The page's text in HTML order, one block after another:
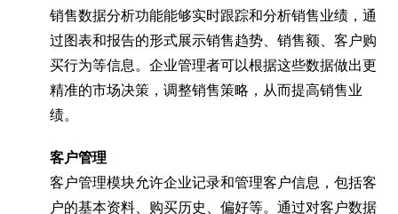
销售数据分析功能能够实时跟踪和分析销售业绩，通
过图表和报告的形式展示销售趋势、销售额、客户购
买行为等信息。企业管理者可以根据这些数据做出更
精准的市场决策，调整销售策略，从而提高销售业
绩。
客户管理
客户管理模块允许企业记录和管理客户信息，包括客
户的基本资料、购买历史、偏好等。通过对客户数据